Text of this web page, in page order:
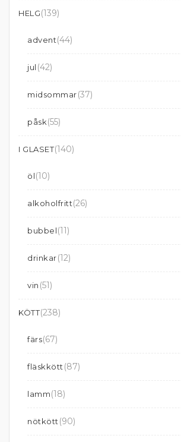
HELG(139)
advent(44)
jul (42)
midsommar(37)
påsk(55)
I GLASET(140)
öl(10)
alkoholfritt(26)
bubbel(11)
drinkar(12)
vin (51)
KÖTT(238)
färs(67)
fläskkött (87)
lamm(18)
nötkött (90)